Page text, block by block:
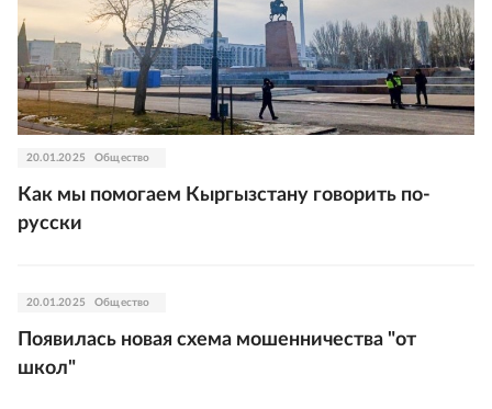
20.01.2025 Общество
Как мы помогаем Кыргызстану говорить по-
русски
20.01.2025 Общество
Появилась новая схема мошенничества "от
школ"